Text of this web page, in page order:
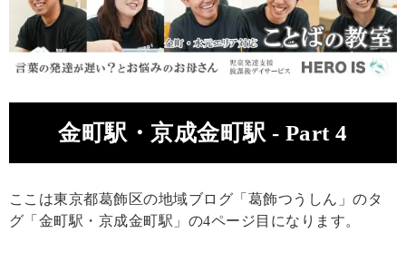
金町駅・京成金町駅 - Part 4
ここは東京都葛飾区の地域ブログ「葛飾つうしん」のタ
グ「金町駅・京成金町駅」の4ページ目になります。